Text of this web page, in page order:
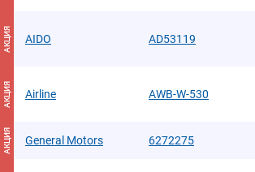
АКЦИЯ AIDO AD53119
АКЦИЯ Airline AWB-W-530
АКЦИЯ General Motors 6272275